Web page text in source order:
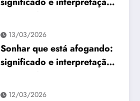
13/03/2026
Sonhar que está afogando:
significado e interpretação
12/03/2026